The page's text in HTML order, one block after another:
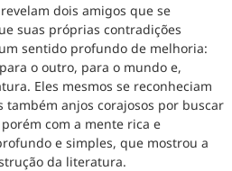
dois amigos que se
suas próprias contradições
sentido profundo de melhoria:
o outro, para o mundo e,
Eles mesmos se reconheciam
também anjos corajosos por buscar
com a mente rica e
e simples, que mostrou a
da literatura.